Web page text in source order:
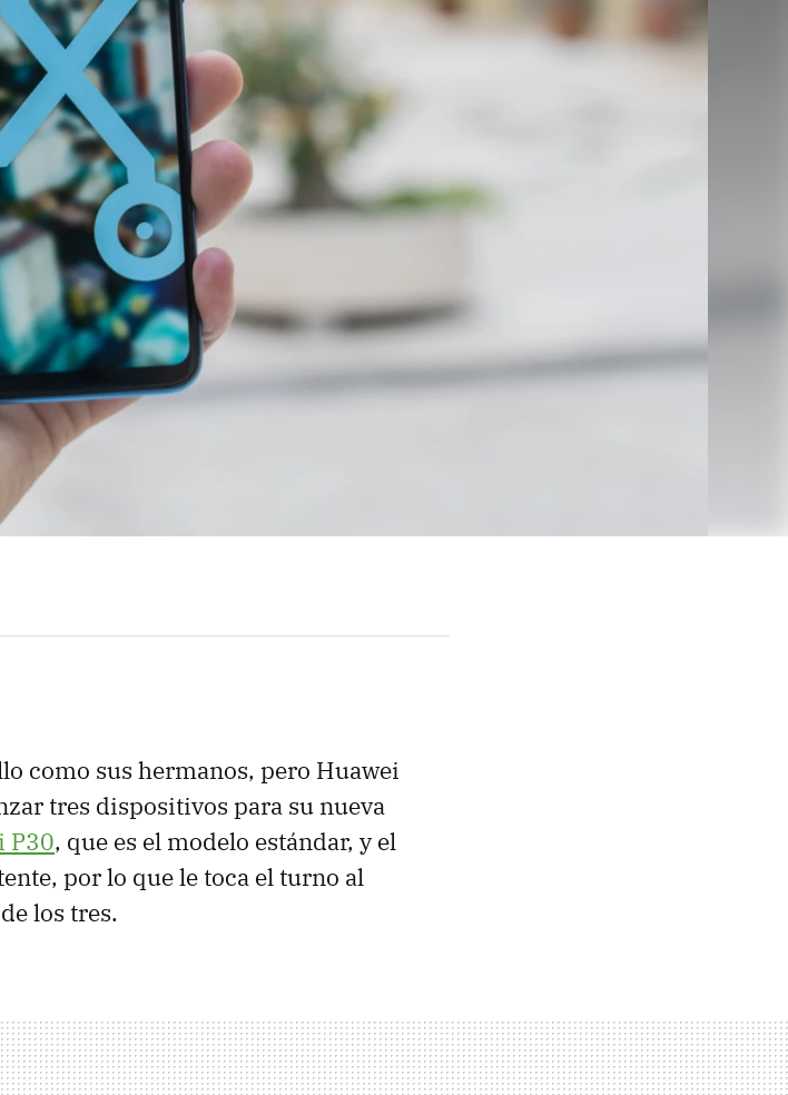
como sus hermanos, pero Huawei
tres dispositivos para su nueva
P30, que es el modelo estándar, y el
por lo que le toca el turno al
los tres.